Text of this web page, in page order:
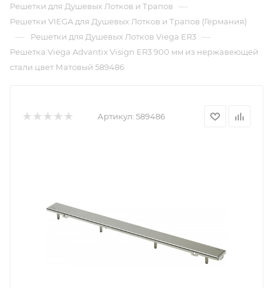
Решетки для Душевых Лотков и Трапов —
Решетки VIEGA для Душевых Лотков и Трапов (Германия)
— Решетки для Душевых Лотков Viega ER3 —
Решетка Viega Advantix Visign ER3 900 мм из нержавеющей
стали цвет Матовый 589486
Артикул: 589486